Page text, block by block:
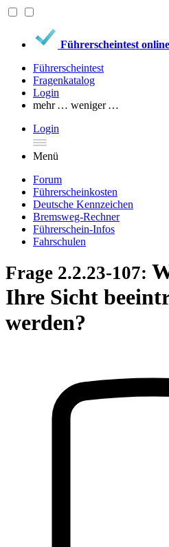
Führerscheintest online
Führerscheintest
Fragenkatalog
Login
mehr … weniger …
Login
Menü
Forum
Führerscheinkosten
Deutsche Kennzeichen
Bremsweg-Rechner
Führerschein-Infos
Fahrschulen
Frage 2.2.23-107:
Ihre Sicht
werden?